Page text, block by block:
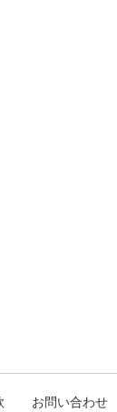
お問い合わせ